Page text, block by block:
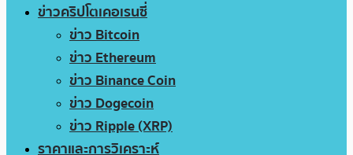
ข่าวคริปโตเคอเรนซี่
ข่าว Bitcoin
ข่าว Ethereum
ข่าว Binance Coin
ข่าว Dogecoin
ข่าว Ripple (XRP)
ราคาและการวิเคราะห์